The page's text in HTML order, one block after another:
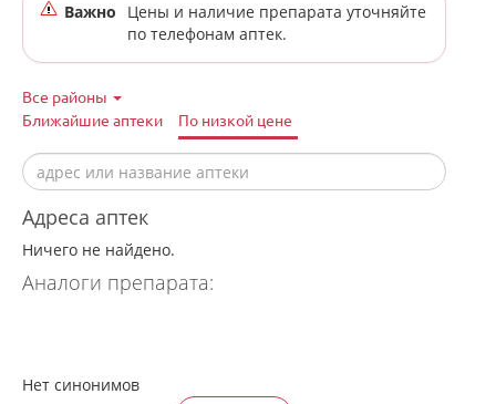
Важно
Цены и наличие препарата уточняйте
по телефонам аптек.
Все районы
Ближайшие аптеки
По низкой цене
Адреса аптек
Ничего не найдено.
Аналоги препарата:
Нет синонимов